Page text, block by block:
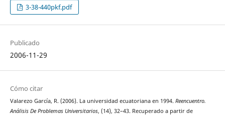
3-38-440pkf.pdf
Publicado
2006-11-29
Cómo citar
Valarezo García, R. (2006). La universidad ecuatoriana en 1994. Reencuentro.
Análisis De Problemas Universitarios, (14), 32–43. Recuperado a partir de